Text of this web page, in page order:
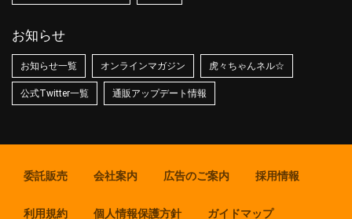
お知らせ
お知らせ一覧 オンラインマガジン 虎々ちゃんネル☆
公式Twitter一覧 通販アップデート情報
委託販売 会社案内 広告のご案内 採用情報
利用規約 個人情報保護方針 ガイドマップ